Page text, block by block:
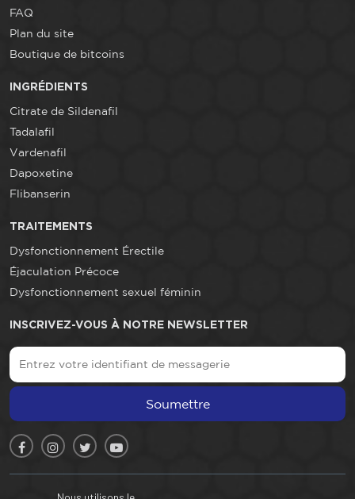
FAQ
Plan du site
Boutique de bitcoins
INGRÉDIENTS
Citrate de Sildenafil
Tadalafil
Vardenafil
Dapoxetine
Flibanserin
TRAITEMENTS
Dysfonctionnement Érectile
Éjaculation Précoce
Dysfonctionnement sexuel féminin
INSCRIVEZ-VOUS À NOTRE NEWSLETTER
Soumettre